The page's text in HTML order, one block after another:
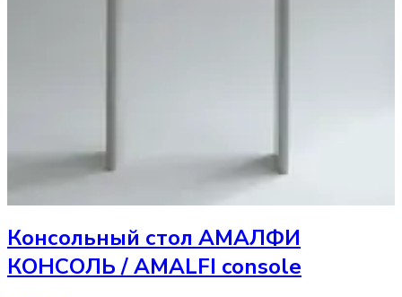
Консольный стол АМАЛФИ
КОНСОЛЬ / AMALFI console